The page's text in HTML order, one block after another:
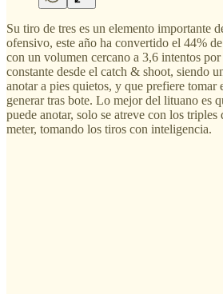
Su tiro de tres es un elemento importante
ofensivo, este año ha convertido el 44%
con un volumen cercano a 3,6 intentos
constante desde el catch & shoot, siendo
anotar a pies quietos, y que prefiere tomar
generar tras bote. Lo mejor del lituano es
puede anotar, solo se atreve con los triples
meter, tomando los tiros con inteligencia.